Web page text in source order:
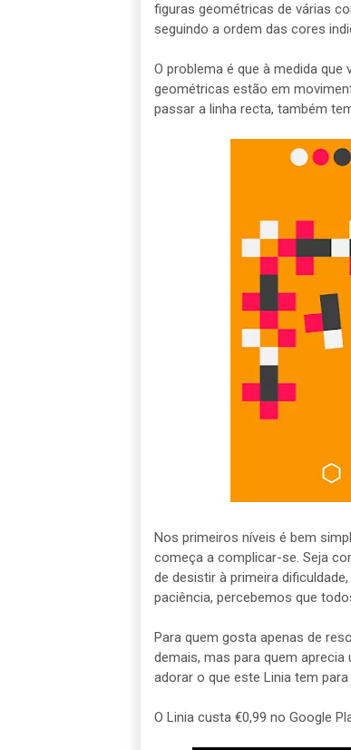
figuras geométricas de várias
seguindo a ordem das cores
O problema é que à medida
geométricas estão em
passar a linha recta, também
Nos primeiros níveis é bem
começa a complicar-se. Seja
de desistir à primeira
paciência, percebemos que
Para quem gosta apenas de
demais, mas para quem
adorar o que este Linia tem
O Linia custa €0,99 no Google